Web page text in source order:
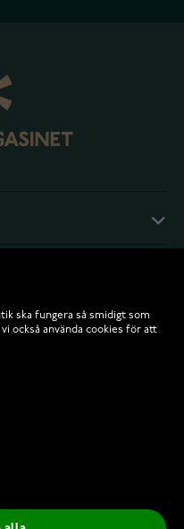
ska fungera så smidigt som
också använda cookies för att